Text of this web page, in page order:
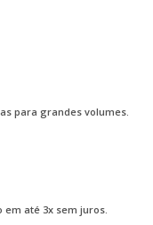
para grandes volumes.
até 3x sem juros.